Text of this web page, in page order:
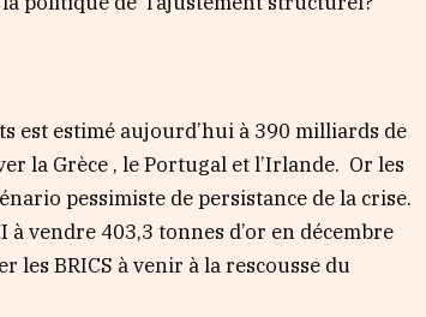
est estimé aujourd’hui à 390 milliards de
la Grèce , le Portugal et l’Irlande. Or les
pessimiste de persistance de la crise.
vendre 403,3 tonnes d’or en décembre
BRICS à venir à la rescousse du